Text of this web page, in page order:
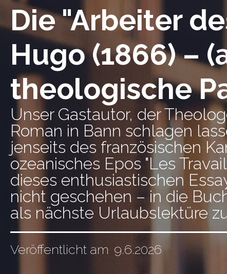
Die "Arbeiter
Hugo (1866) –
theologische
Unser Gastautor, der
Roman in Bann schlagen
jenseits des französischen
ozeanisches Epos "Les
dieses enthusiastischen
nicht geschehen – in die
als nächste Urlaubslektüre
Veröffentlicht am 9.6.2026